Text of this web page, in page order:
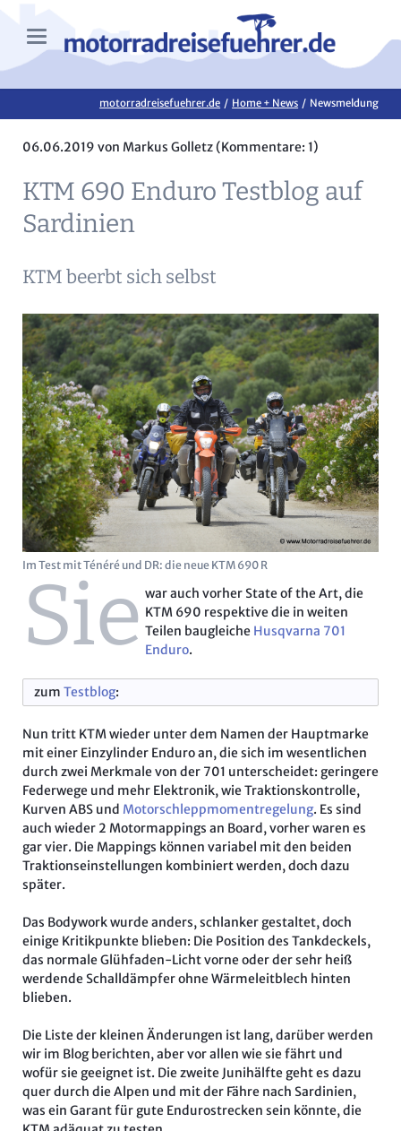
motorradreisefuehrer.de Home + News Newsmeldung
06.06.2019 von Markus Golletz (Kommentare: 1)
KTM 690 Enduro Testblog auf
Sardinien
KTM beerbt sich selbst
Im Test mit Ténéré und DR: die neue KTM 690 R
Sie war auch vorher State of the Art, die
KTM 690 respektive die in weiten
Teilen baugleiche Husqvarna 701
Enduro.
zum Testblog:
Nun tritt KTM wieder unter dem Namen der Hauptmarke
mit einer Einzylinder Enduro an, die sich im wesentlichen
durch zwei Merkmale von der 701 unterscheidet: geringere
Federwege und mehr Elektronik, wie Traktionskontrolle,
Kurven ABS und Motorschleppmomentregelung. Es sind
auch wieder 2 Motormappings an Board, vorher waren es
gar vier. Die Mappings können variabel mit den beiden
Traktionseinstellungen kombiniert werden, doch dazu
später.
Das Bodywork wurde anders, schlanker gestaltet, doch
einige Kritikpunkte blieben: Die Position des Tankdeckels,
das normale Glühfaden-Licht vorne oder der sehr heiß
werdende Schalldämpfer ohne Wärmeleitblech hinten
blieben.
Die Liste der kleinen Änderungen ist lang, darüber werden
wir im Blog berichten, aber vor allen wie sie fährt und
wofür sie geeignet ist. Die zweite Junihälfte geht es dazu
quer durch die Alpen und mit der Fähre nach Sardinien,
was ein Garant für gute Endurostrecken sein könnte, die